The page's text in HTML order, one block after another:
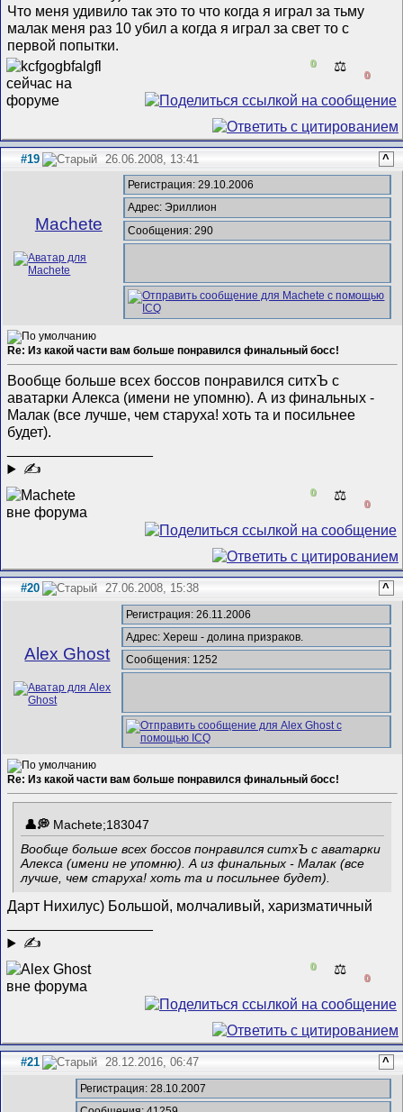
Что меня удивило так это то что когда я играл за тьму
малак меня раз 10 убил а когда я играл за свет то с
первой попытки
0 ⚖️
0
#19 26.06.2008, 13:41 ^
Machete
Регистрация: 29.10.2006
Адрес: Эриллион
Сообщения: 290
Re: Из какой части вам больше понравился финальный босс!
Вообще больше всех боссов понравился ситхЪ с
аватарки Алекса (имени не упомню). А из финальных -
Малак (все лучше, чем старуха! хоть та и посильнее
будет).
✍
0 ⚖️
0
#20 27.06.2008, 15:38 ^
Alex Ghost
Регистрация: 26.11.2006
Адрес: Хереш - долина призраков.
Сообщения: 1252
Re: Из какой части вам больше понравился финальный босс!
Machete;183047
Вообще больше всех боссов понравился ситхЪ с аватарки
Алекса (имени не упомню). А из финальных - Малак (все
лучше, чем старуха! хоть та и посильнее будет).
Дарт Нихилус) Большой, молчаливый, харизматичный
✍
0 ⚖️
0
#21 28.12.2016, 06:47 ^
Регистрация: 28.10.2007